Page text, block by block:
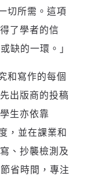
切所需。這項
了學者的信
缺的一環。」
和寫作的每個
出版商的投稿
生亦依靠
，並在課業和
、抄襲檢測及
省時間，專注